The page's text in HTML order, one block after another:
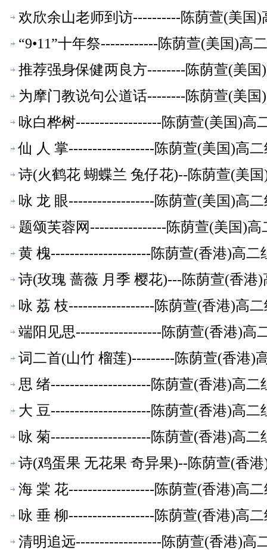
欢欣余山老师到访----------陈荫萱(美国
“9•11”十年祭------------陈荫萱(美国)高
推荐强身保健两良方--------陈荫萱(美
为摩门教说句公道话--------陈荫萱(美
咏白桦树------------------陈荫萱(美国)高
仙 人 掌------------------陈荫萱(美国)高
诗(火鹤花 蝴蝶兰 兔仔花)--陈荫萱(美
咏 龙 眼------------------陈荫萱(美国)高
题颂芙蓉网----------------陈荫萱(美国)高
黄 槐---------------------陈荫萱(香港)高二
诗(玫瑰 蔷薇 月季 樱花)---陈荫萱(香港
咏 荔 枝------------------陈荫萱(香港)高
端阳见思------------------陈荫萱(香港)高
词二首(山竹 榴莲)---------陈荫萱(香港)
思 绪---------------------陈荫萱(香港)高二
大 豆---------------------陈荫萱(香港)高二
咏 菊---------------------陈荫萱(香港)高二
诗(鸡蛋果 无花果 奇异果)--陈荫萱(香
海 棠 花------------------陈荫萱(香港)高
咏 垂 柳------------------陈荫萱(香港)高
清明追远------------------陈荫萱(香港)高